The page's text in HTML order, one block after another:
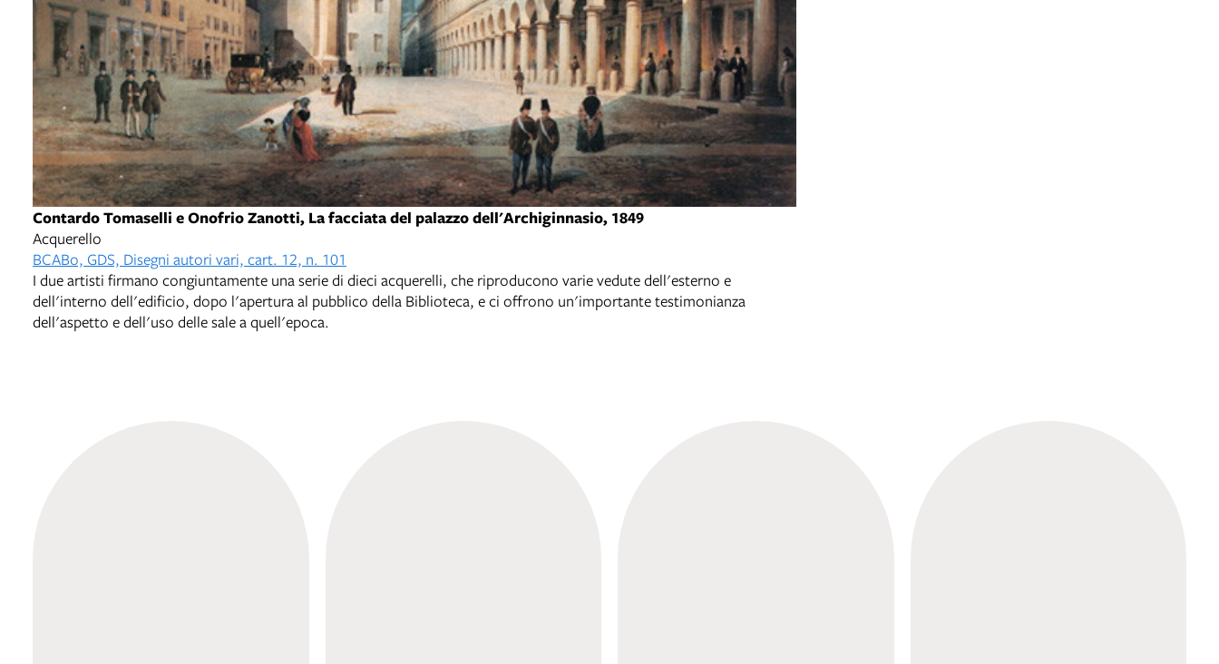
Contardo Tomaselli e Onofrio Zanotti, La facciata del palazzo dell'Archiginnasio, 1849
Acquerello
BCABo, GDS, Disegni autori vari, cart. 12, n. 101
I due artisti firmano congiuntamente una serie di dieci acquerelli, che riproducono varie vedute dell'esterno e
dell'interno dell'edificio, dopo l'apertura al pubblico della Biblioteca, e ci offrono un'importante testimonianza
dell'aspetto e dell'uso delle sale a quell'epoca.